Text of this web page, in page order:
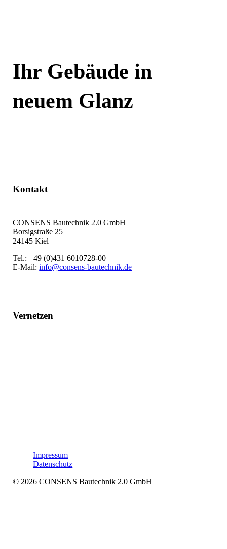
Ihr Gebäude in
neuem Glanz
Kontakt
CONSENS Bautechnik 2.0 GmbH
Borsigstraße 25
24145 Kiel
Tel.: +49 (0)431 6010728-00
E-Mail:info@consens-bautechnik.de
Vernetzen
Impressum
Datenschutz
© 2026 CONSENS Bautechnik 2.0 GmbH